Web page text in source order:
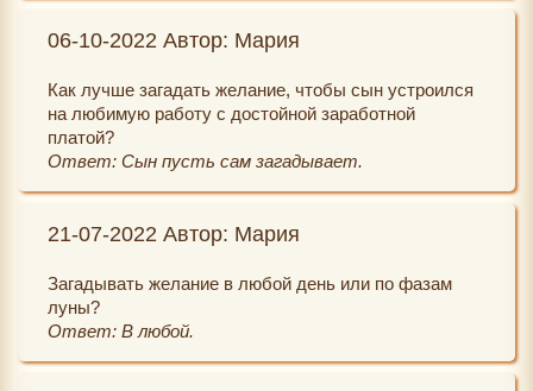
06-10-2022 Автор: Мария
Как лучше загадать желание, чтобы сын устроился
на любимую работу с достойной заработной
платой?
Ответ: Сын пусть сам загадывает.
21-07-2022 Автор: Мария
Загадывать желание в любой день или по фазам
луны?
Ответ: В любой.